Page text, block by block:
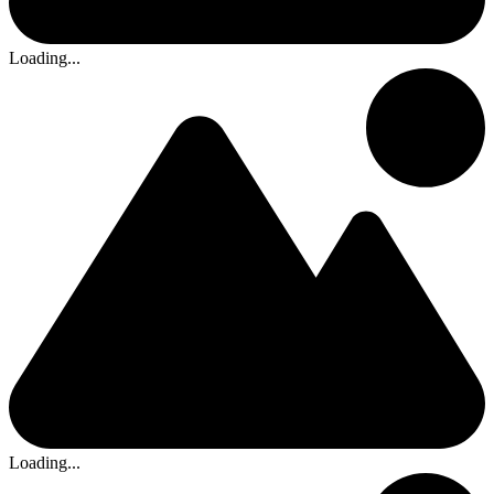
Loading...
Loading...